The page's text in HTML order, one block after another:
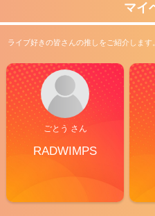
マイ
ライブ好きの皆さんの推しをご紹介します。
ごとう さん
RADWIMPS